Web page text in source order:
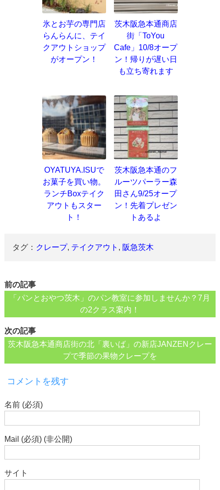
氷とお芋の専門店
らんらんに、テイ
クアウトショップ
がオープン！
茨木阪急本通商店
街「ToYou
Cafe」10/8オープ
ン！帰りが遅い日
も立ち寄れます
OYATUYA.ISUで
お菓子を買い物。
ランチBoxテイク
アウトもスター
ト！
茨木阪急本通のフ
ルーツパーラー森
田さん9/25オープ
ン！先着プレゼン
トあるよ
タグ： クレープ, テイクアウト , 阪急茨木
前の記事
「パンとおやつ茨木」のパン教室に参加しませんか？7月
の2クラス案内！
次の記事
茨木阪急本通商店街の北「裏いば」の新店JANZENクレー
プで季節の果物クレープを
コメントを残す
名前 (必須)
Mail (必須) (非公開)
サイト